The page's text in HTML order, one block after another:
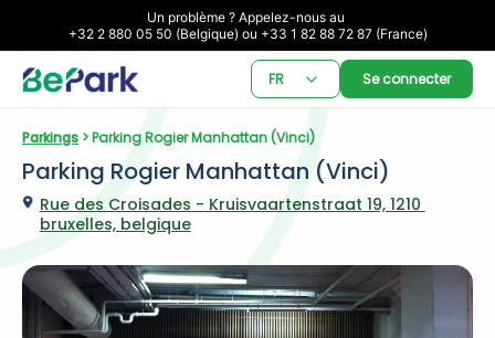
Un problème ? Appelez-nous au
+32 2 880 05 50 (Belgique) ou +33 1 82 88 72 87 (France)
FR Se connecter
Parkings > Parking Rogier Manhattan (Vinci)
Parking Rogier Manhattan (Vinci)
Rue des Croisades - Kruisvaartenstraat 19, 1210
bruxelles, belgique